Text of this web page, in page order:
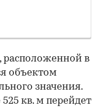
в
объектом
значения.
кв. м перейдет